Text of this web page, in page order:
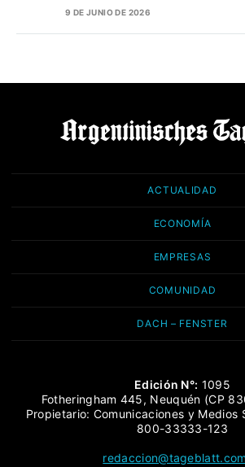
9 DE JUNIO DE 2026
ACTUALIDAD
ECONOMÍA
EMPRESAS
COMUNIDAD
DACH – FENSTER
Edición N°: 1095
Fotheringham 445, Neuquén (CP
Propietario: Comunicaciones y Medios
800-33333-123